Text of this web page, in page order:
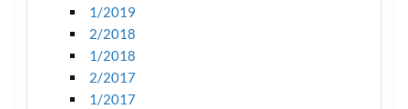
1/2019
2/2018
1/2018
2/2017
1/2017